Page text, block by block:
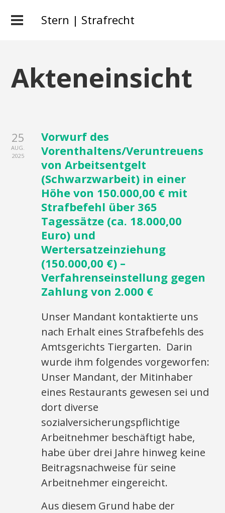
Stern | Strafrecht
Akteneinsicht
25
AUG.
2025
Vorwurf des
Vorenthaltens/Veruntreuens
von Arbeitsentgelt
(Schwarzwarbeit) in einer
Höhe von 150.000,00 € mit
Strafbefehl über 365
Tagessätze (ca. 18.000,00
Euro) und
Wertersatzeinziehung
(150.000,00 €) –
Verfahrenseinstellung gegen
Zahlung von 2.000 €
Unser Mandant kontaktierte uns
nach Erhalt eines Strafbefehls des
Amtsgerichts Tiergarten. Darin
wurde ihm folgendes vorgeworfen:
Unser Mandant, der Mitinhaber
eines Restaurants gewesen sei und
dort diverse
sozialversicherungspflichtige
Arbeitnehmer beschäftigt habe,
habe über drei Jahre hinweg keine
Beitragsnachweise für seine
Arbeitnehmer eingereicht.
Aus diesem Grund habe der